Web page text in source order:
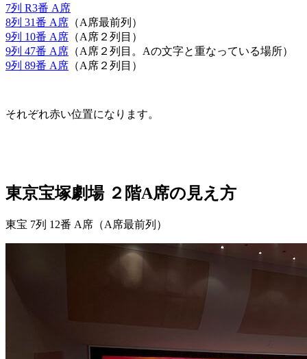
7列 R3番 A席
8列 31番 A席 （A席最前列）
9列 10番 A席 （A席２列目）
9列 47番 A席 （A席２列目。Aの文字と重なっている場所）
9列 89番 A席 （A席２列目）
それぞれ赤い位置になります。
東京宝塚劇場 ２階A席の見え方
東宝 7列 12番 A席（A席最前列）